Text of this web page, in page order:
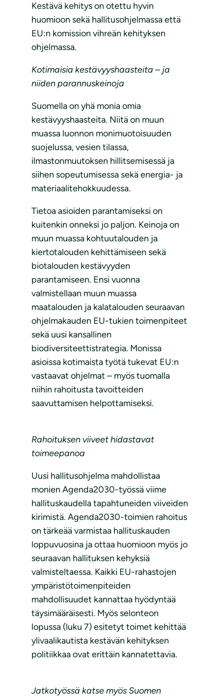
Kestävä kehitys on otettu hyvin
huomioon sekä hallitusohjelmassa että
EU:n komission vihreän kehityksen
ohjelmassa.
Kotimaisia kestävyyshaasteita – ja
niiden parannuskeinoja
Suomella on yhä monia omia
kestävyyshaasteita. Niitä on muun
muassa luonnon monimuotoisuuden
suojelussa, vesien tilassa,
ilmastonmuutoksen hillitsemisessä ja
siihen sopeutumisessa sekä energia- ja
materiaalitehokkuudessa.
Tietoa asioiden parantamiseksi on
kuitenkin onneksi jo paljon. Keinoja on
muun muassa kohtuutalouden ja
kiertotalouden kehittämiseen sekä
biotalouden kestävyyden
parantamiseen. Ensi vuonna
valmistellaan muun muassa
maatalouden ja kalatalouden seuraavan
ohjelmakauden EU-tukien toimenpiteet
sekä uusi kansallinen
biodiversiteettistrategia. Monissa
asioissa kotimaista työtä tukevat EU:n
vastaavat ohjelmat – myös tuomalla
niihin rahoitusta tavoitteiden
saavuttamisen helpottamiseksi.
Rahoituksen viiveet hidastavat
toimeepanoa
Uusi hallitusohjelma mahdollistaa
monien Agenda2030-työssä viime
hallituskaudella tapahtuneiden viiveiden
kirimistä. Agenda2030-toimien rahoitus
on tärkeää varmistaa hallituskauden
loppuvuosina ja ottaa huomioon myös jo
seuraavan hallituksen kehyksiä
valmisteltaessa. Kaikki EU-rahastojen
ympäristötoimenpiteiden
mahdollisuudet kannattaa hyödyntää
täysimääräisesti. Myös selonteon
lopussa (luku 7) esitetyt toimet kehittää
ylivaalikautista kestävän kehityksen
politiikkaa ovat erittäin kannatettavia.
Jatkotyössä katse myös Suomen